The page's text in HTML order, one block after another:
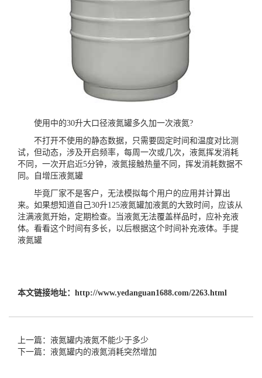
使用中的30升大口径液氮罐多久加一次液氮?
不打开不使用的静态数据，只需要固定时间和温度对比测
试，但动态，涉及开启频率，每周一次或几次，液氮挥发消耗
不同，一次开启近5分钟，液氮接触热量不同，挥发消耗数据不
同。
自增压液氮罐
毕竟厂家不是客户，无法模拟每个用户的应用并计算出
来。如果想知道自己30升125液氮罐加液氮的大致时间，应该从
注满液氮开始，定期检查。当液氮无法覆盖样品时，应补充液
体。看看这个时间有多长，以后根据这个时间补充液体。 手提
液氮罐
本文链接地址： http://www.yedanguan1688.com/2263.html
上一篇：液氮罐内液氮不能少于多少
下一篇：液氮罐内的液氮消耗突然增加